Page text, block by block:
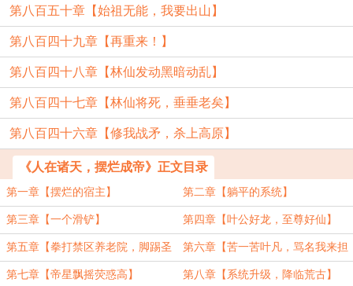
第八百五十章【始祖无能，我要出山】
第八百四十九章【再重来！】
第八百四十八章【林仙发动黑暗动乱】
第八百四十七章【林仙将死，垂垂老矣】
第八百四十六章【修我战矛，杀上高原】
《人在诸天，摆烂成帝》正文目录
第一章【摆烂的宿主】 第二章【躺平的系统】
第三章【一个滑铲】 第四章【叶公好龙，至尊好仙】
第五章【拳打禁区养老院，脚踢圣
灵幼儿园】
第六章【苦一苦叶凡，骂名我来担
着】
第七章【帝星飘摇荧惑高】 第八章【系统升级，降临荒古】